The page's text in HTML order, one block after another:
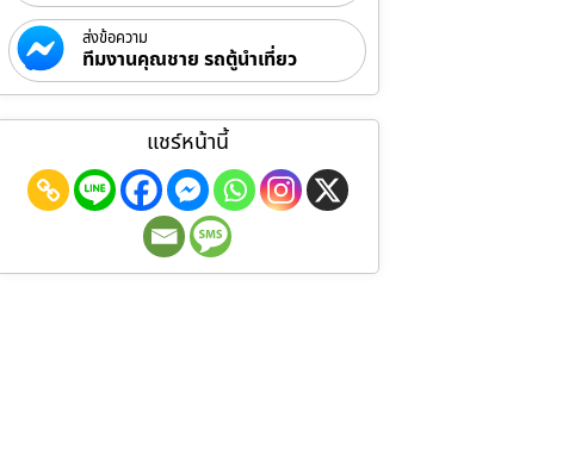
ส่งข้อความ
ทีมงานคุณชาย รถตู้นำเที่ยว
แชร์หน้านี้